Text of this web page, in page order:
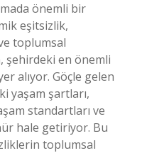
önemli bir
eşitsizlik,
toplumsal
şehirdeki en önemli
alıyor. Göçle gelen
yaşam şartları,
standartları ve
hale getiriyor. Bu
toplumsal